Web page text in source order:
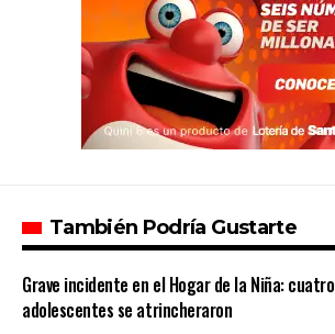
También Podría Gustarte
Grave incidente en el Hogar de la Niña: cuatro
adolescentes se atrincheraron